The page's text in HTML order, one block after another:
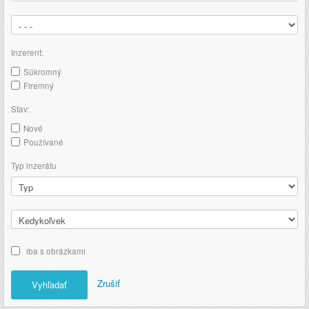
Inzerent:
Súkromný
Firemný
Stav:
Nové
Používané
Typ inzerátu
iba s obrázkami
Vyhľadať Zrušiť